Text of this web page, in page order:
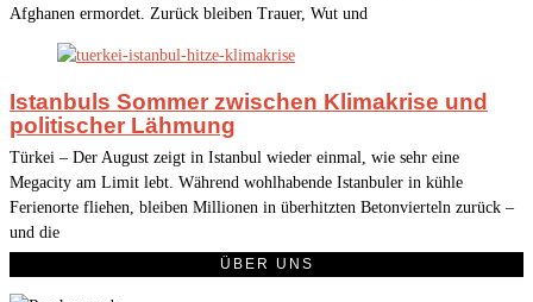
Afghanen ermordet. Zurück bleiben Trauer, Wut und
Istanbuls Sommer zwischen Klimakrise und
politischer Lähmung
Türkei – Der August zeigt in Istanbul wieder einmal, wie sehr eine
Megacity am Limit lebt. Während wohlhabende Istanbuler in kühle
Ferienorte fliehen, bleiben Millionen in überhitzten Betonvierteln zurück –
und die
ÜBER UNS